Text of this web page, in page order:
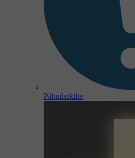
Påbudsskilte